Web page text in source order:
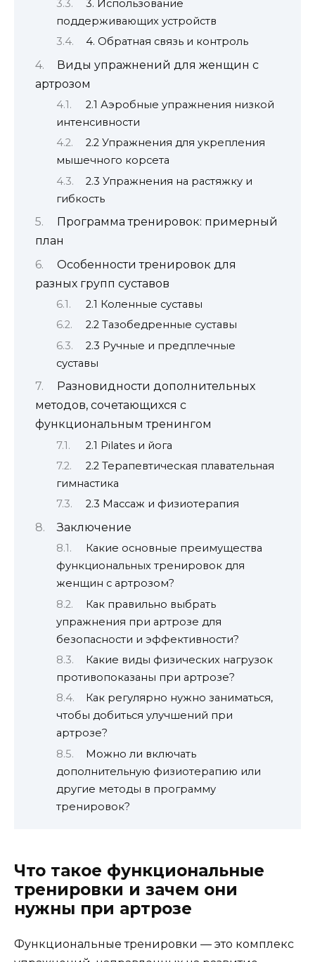
3. Использование
поддерживающих устройств
4. Обратная связь и контроль
Виды упражнений для женщин с
артрозом
2.1 Аэробные упражнения низкой
интенсивности
2.2 Упражнения для укрепления
мышечного корсета
2.3 Упражнения на растяжку и
гибкость
Программа тренировок: примерный
план
Особенности тренировок для
разных групп суставов
2.1 Коленные суставы
2.2 Тазобедренные суставы
2.3 Ручные и предплечные
суставы
Разновидности дополнительных
методов, сочетающихся с
функциональным тренингом
2.1 Pilates и йога
2.2 Терапевтическая плавательная
гимнастика
2.3 Массаж и физиотерапия
Заключение
Какие основные преимущества
функциональных тренировок для
женщин с артрозом?
Как правильно выбрать
упражнения при артрозе для
безопасности и эффективности?
Какие виды физических нагрузок
противопоказаны при артрозе?
Как регулярно нужно заниматься,
чтобы добиться улучшений при
артрозе?
Можно ли включать
дополнительную физиотерапию или
другие методы в программу
тренировок?
Что такое функциональные
тренировки и зачем они
нужны при артрозе
Функциональные тренировки — это комплекс